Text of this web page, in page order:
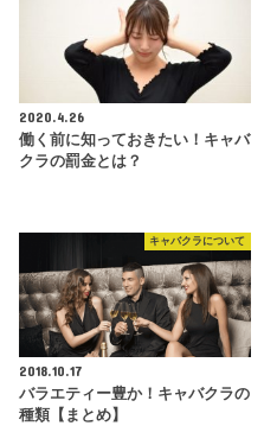
2020.4.26
働く前に知っておきたい！キャバ
クラの罰金とは？
キャバクラについて
2018.10.17
バラエティー豊か！キャバクラの
種類【まとめ】